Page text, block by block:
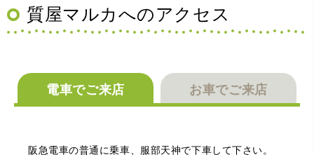
何かあった時にはこちらでお願いしたいと思いました。
した。質屋さんはわりと利用して(主に中古品の購入)慣れて
質屋マルカへのアクセス
電車でご来店 お車でご来店
阪急電車の普通に乗車、服部天神で下車して下さい。